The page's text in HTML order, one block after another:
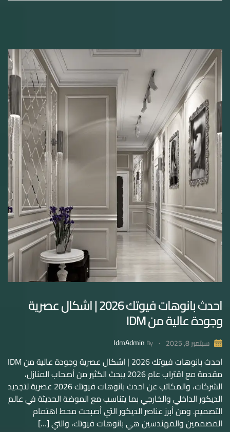
احدث بانوهات فيوتك 2026 | اشكال عصرية
وجودة عالية من IDM
سبتمبر 8, 2025 By
IdmAdmin
احدث بانوهات فيوتك 2026 | اشكال عصرية وجودة عالية من IDM
مقدمة مع اقتراب عام 2026 يبحث الكثير من أصحاب المنازل،
الشركات، والمكاتب عن احدث بانوهات فيوتك 2026 عصرية لتجديد
الديكور الداخلي والخارجي بما يتناسب مع الموضة الحديثة في عالم
التصميم. ومن أبرز عناصر الديكور التي أصبحت محط اهتمام
المصممين والمهندسين هي بانوهات فيوتك، والتي […]